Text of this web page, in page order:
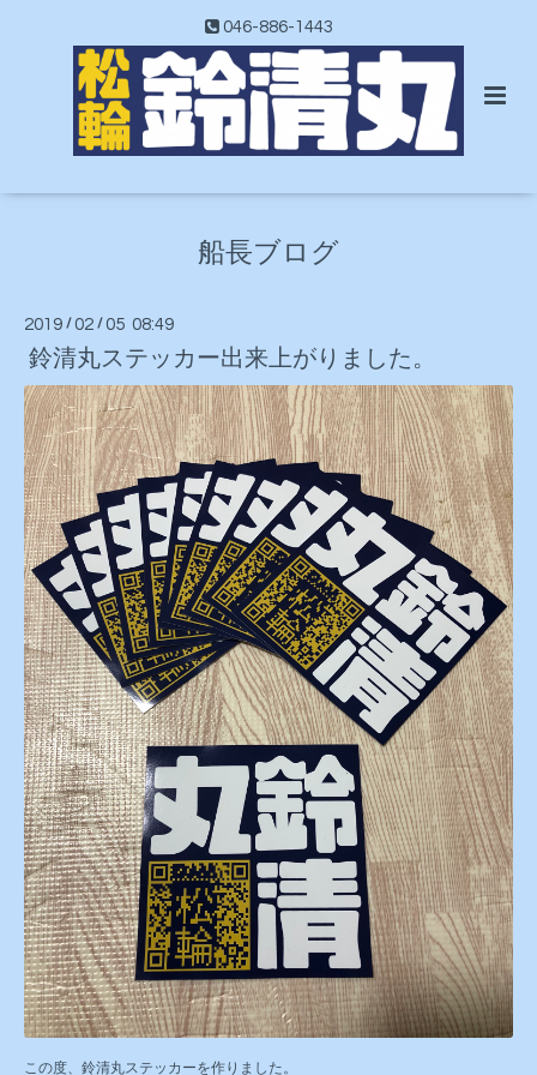
046-886-1443
船長ブログ
2019 / 02 / 05 08:49
鈴清丸ステッカー出来上がりました。
この度、鈴清丸ステッカーを作りました。